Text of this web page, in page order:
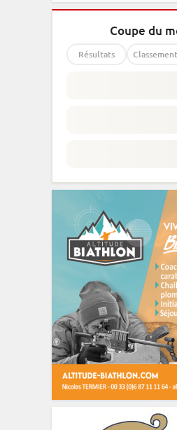
Coupe du
Résultats